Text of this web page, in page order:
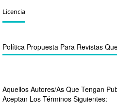
Licencia
Política Propuesta Para Revistas
Aquellos Autores/as Que Tengan
Aceptan Los Términos Siguientes: